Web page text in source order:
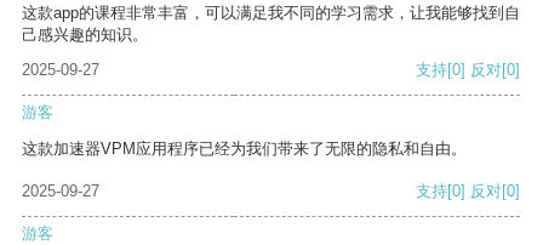
这款app的课程非常丰富，可以满足我不同的学习需求，让我能够找到自
己感兴趣的知识。
2025-09-27
支持[0] 反对[0]
游客
这款加速器VPM应用程序已经为我们带来了无限的隐私和自由。
2025-09-27 支持[0] 反对[0]
游客